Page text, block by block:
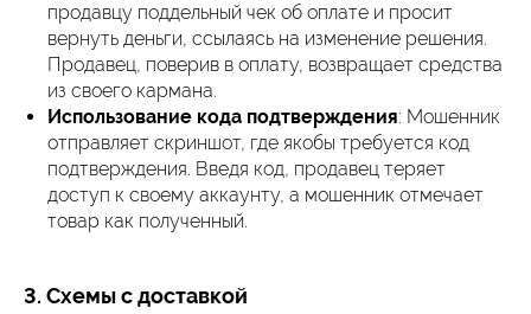
продавцу поддельный чек об оплате и просит
вернуть деньги, ссылаясь на изменение решения.
Продавец, поверив в оплату, возвращает средства
из своего кармана.
Использование кода подтверждения: Мошенник
отправляет скриншот, где якобы требуется код
подтверждения. Введя код, продавец теряет
доступ к своему аккаунту, а мошенник отмечает
товар как полученный.
3. Схемы с доставкой